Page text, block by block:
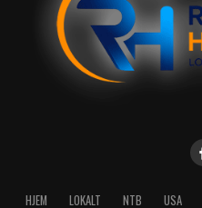
HJEM LOKALT NTB USA